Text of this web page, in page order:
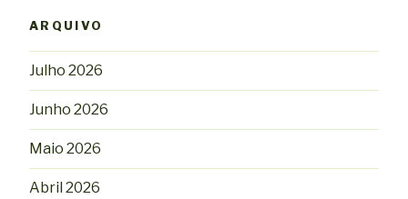
ARQUIVO
Julho 2026
Junho 2026
Maio 2026
Abril 2026